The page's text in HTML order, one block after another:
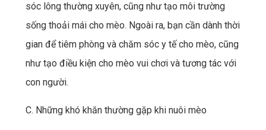
sóc lông thường xuyên, cũng như tạo môi trường
sống thoải mái cho mèo. Ngoài ra, bạn cần dành thời
gian để tiêm phòng và chăm sóc y tế cho mèo, cũng
như tạo điều kiện cho mèo vui chơi và tương tác với
con người.
C. Những khó khăn thường gặp khi nuôi mèo